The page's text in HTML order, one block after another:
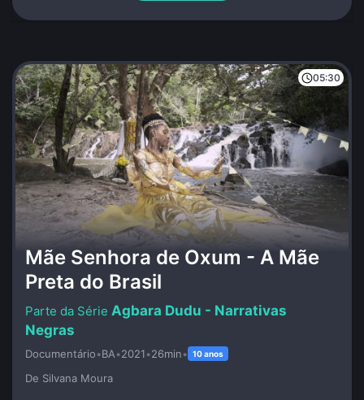
05:30
Mãe Senhora de Oxum - A Mãe
Preta do Brasil
Agbara Dudu - Narrativas
Negras
Documentário•BA•2021•26min• 10 anos
De Silvana Moura